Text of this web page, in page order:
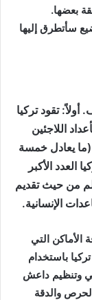
بعضها.
سأتطرق إليها
تقود تركيا
اللاجئين
يعادل خمسة
الأكبر
من حيث تقديم
الإنسانية.
الأماكن التي
باستخدام
وتنظيم داعش
والدقة